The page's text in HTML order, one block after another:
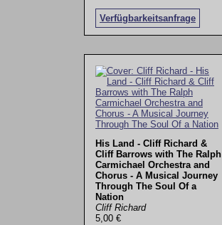
Verfügbarkeitsanfrage
His Land - Cliff Richard &
Cliff Barrows with The Ralph
Carmichael Orchestra and
Chorus - A Musical Journey
Through The Soul Of a
Nation
Cliff Richard
5,00 €